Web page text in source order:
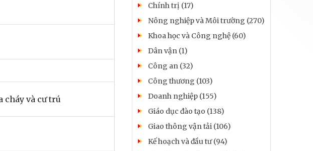
cháy và cư trú
Chính trị (17)
Nông nghiệp và Môi trường (270)
Khoa học và Công nghệ (60)
Dân vận (1)
Công an (32)
Công thương (103)
Doanh nghiệp (155)
Giáo dục đào tạo (138)
Giao thông vận tải (106)
Kế hoạch và đầu tư (94)